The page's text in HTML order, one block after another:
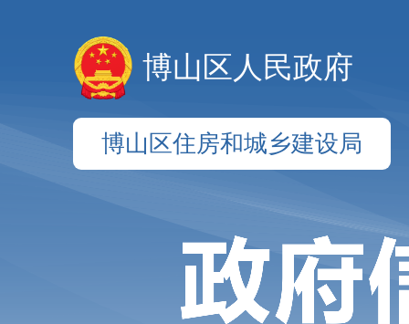
博山区人民政府
博山区住房和城乡建设局